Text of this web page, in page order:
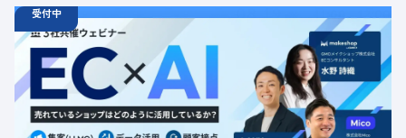
受付中
ウェビナー 08.19
11:00 - 12:00
水 11:00 - 12:00
【無料セミナー】EC × AI 売れているショップはどのよう
に活用しているか？ 「集客（LLMO）」「データ活用」
「顧客接点」